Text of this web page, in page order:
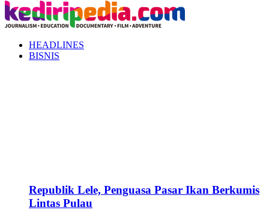
HEADLINES
BISNIS
Republik Lele, Penguasa Pasar Ikan Berkumis
Lintas Pulau